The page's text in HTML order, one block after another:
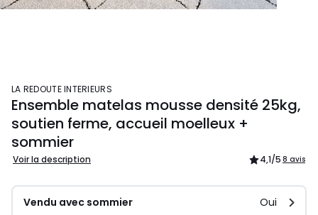
LA REDOUTE INTERIEURS
Ensemble matelas mousse densité 25kg,
soutien ferme, accueil moelleux +
sommier
Voir la description 4,1/5 8 avis
Vendu avec sommier Oui